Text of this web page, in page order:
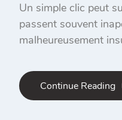
Un simple clic peut
passent souvent
malheureusement
Continue Reading